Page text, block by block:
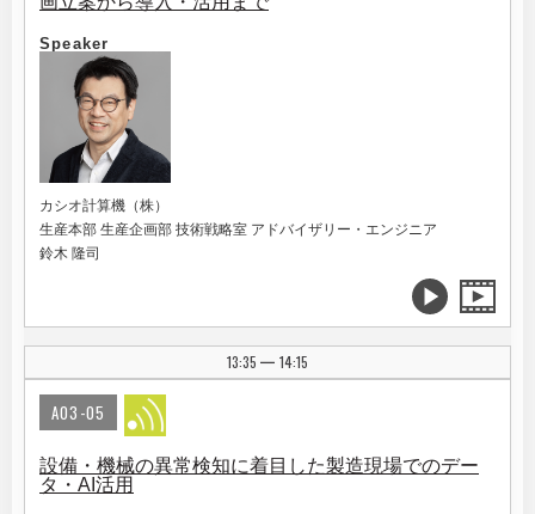
Speaker
カシオ計算機（株）
生産本部 生産企画部 技術戦略室 アドバイザリー・エンジニア
鈴木 隆司
13:35 | 14:15
A03-05
設備・機械の異常検知に着目した製造現場でのデー
タ・AI活用